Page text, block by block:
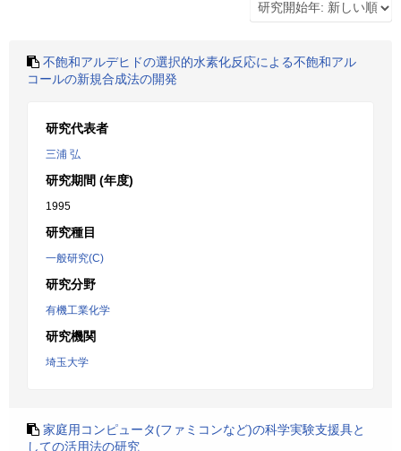
不飽和アルデヒドの選択的水素化反応による不飽和アル
コールの新規合成法の開発
研究代表者
三浦 弘
研究期間 (年度)
1995
研究種目
一般研究(C)
研究分野
有機工業化学
研究機関
埼玉大学
家庭用コンピュータ(ファミコンなど)の科学実験支援具と
しての活用法の研究